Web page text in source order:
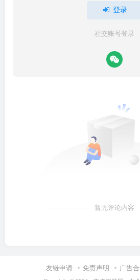
登录
社交账号登录
暂无评论内容
友链申请 免责声明 广告